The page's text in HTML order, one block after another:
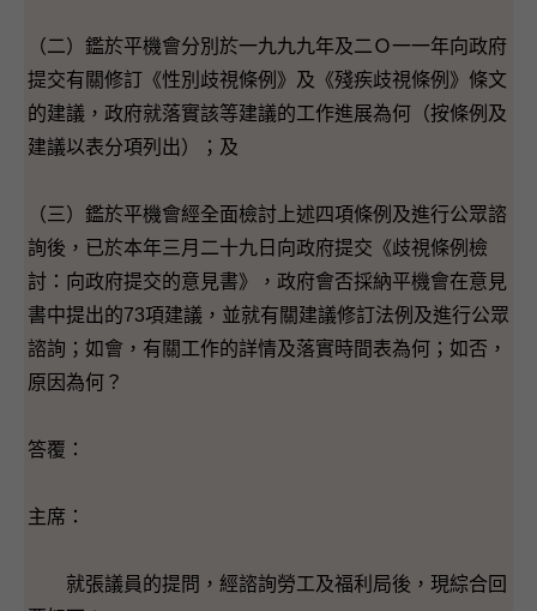
（二）鑑於平機會分別於一九九九年及二Ｏ一一年向政府
提交有關修訂《性別歧視條例》及《殘疾歧視條例》條文
的建議，政府就落實該等建議的工作進展為何（按條例及
建議以表分項列出）；及
（三）鑑於平機會經全面檢討上述四項條例及進行公眾諮
詢後，已於本年三月二十九日向政府提交《歧視條例檢
討：向政府提交的意見書》，政府會否採納平機會在意見
書中提出的73項建議，並就有關建議修訂法例及進行公眾
諮詢；如會，有關工作的詳情及落實時間表為何；如否，
原因為何？
答覆：
主席：
就張議員的提問，經諮詢勞工及福利局後，現綜合回